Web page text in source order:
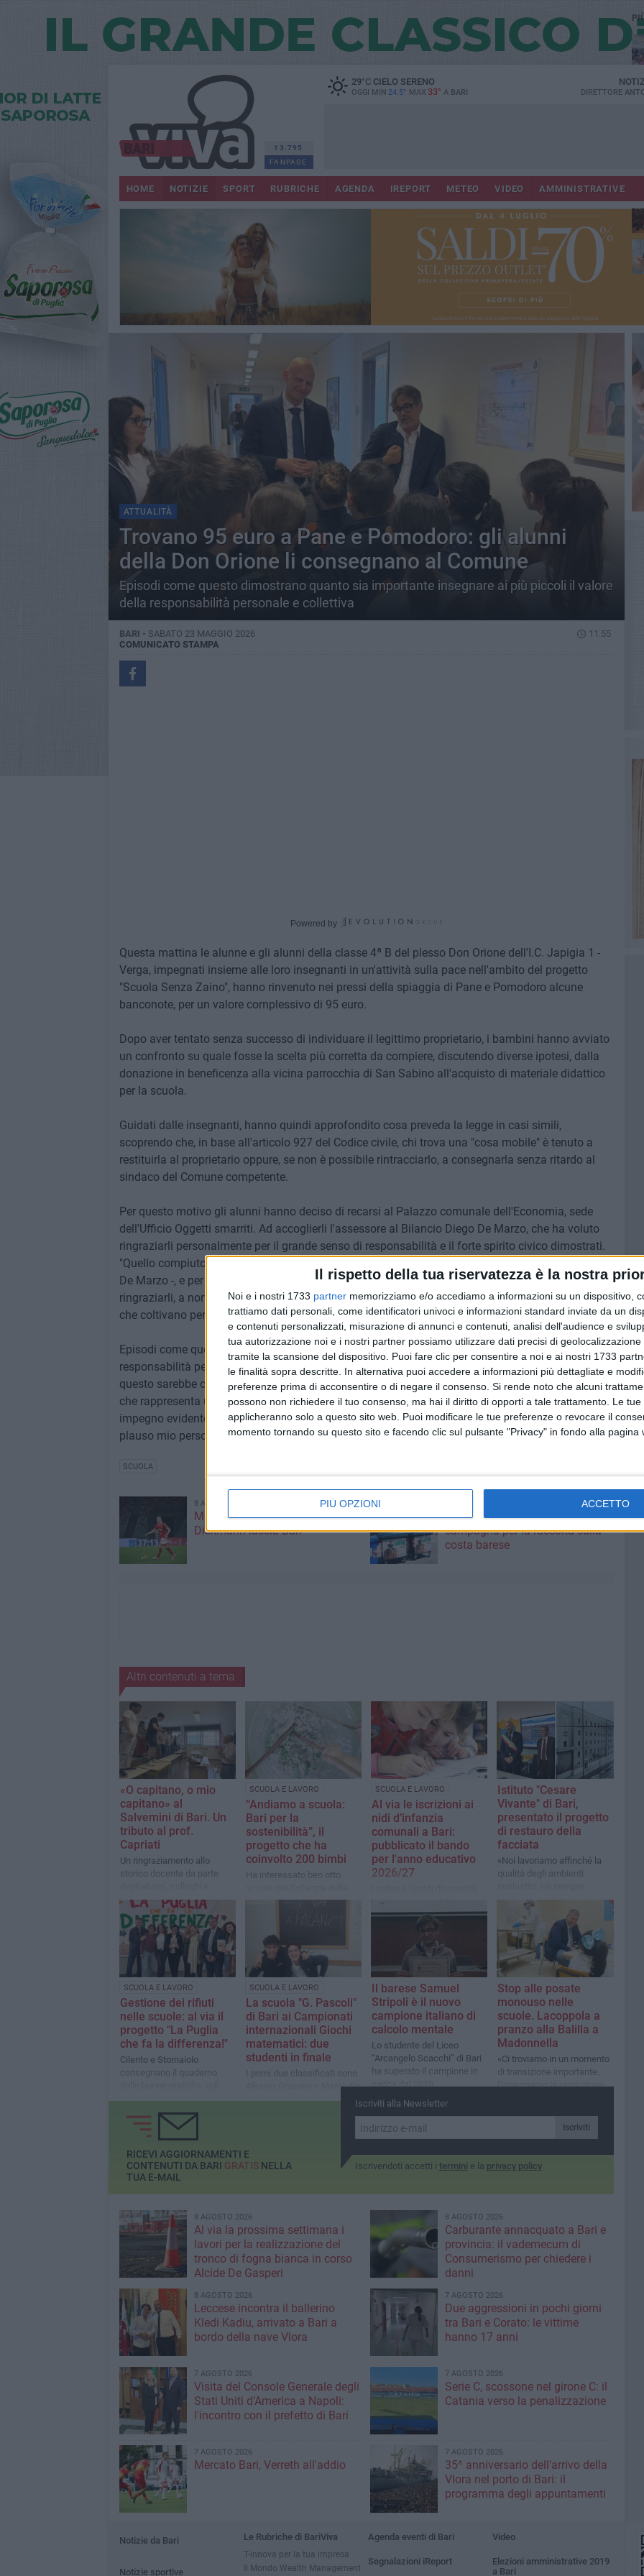
Il rispetto della tua riservatezza è la nostra
Noi e i nostri 1733 partner memorizziamo e/o accediamo a informazioni su un dispositivo,
trattiamo dati personali, come identificatori univoci e informazioni standard inviate da un
e contenuti personalizzati, misurazione di annunci e contenuti, analisi dell'audience e
tua autorizzazione noi e i nostri partner possiamo utilizzare dati precisi di
tramite la scansione del dispositivo. Puoi fare clic per consentire a noi e ai nostri 1733
le finalità sopra descritte. In alternativa puoi accedere a informazioni più dettagliate e
preferenze prima di acconsentire o di negare il consenso. Si rende noto che alcuni
possono non richiedere il tuo consenso, ma hai il diritto di opporti a tale trattamento. Le
applicheranno solo a questo sito web. Puoi modificare le tue preferenze o revocare il
momento tornando su questo sito e facendo clic sul pulsante "Privacy" in fondo alla pagina
PIÙ OPZIONI ACCETTO
13.795
FANPAGE
29°CCIELO SERENO
OGGI MIN 24.5° MAX 33° A BARI DIRETTORE
HOME NOTIZIE SPORT RUBRICHE AGENDA IREPORT METEO VIDEO AMMINISTRATIVE
ATTUALITÀ
Trovano 95 euro a Pane e Pomodoro: gli alunni
della Don Orione li consegnano al Comune
Episodi come questo dimostrano quanto sia importante insegnare ai più piccoli il valore
della responsabilità personale e collettiva
BARI - SABATO 23 MAGGIO 2026
11.55
COMUNICATO STAMPA
Powered by
Questa mattina le alunne e gli alunni della classe 4ª B del plesso Don Orione dell'I.C. Japigia 1 -
Verga, impegnati insieme alle loro insegnanti in un'attività sulla pace nell'ambito del progetto
"Scuola Senza Zaino", hanno rinvenuto nei pressi della spiaggia di Pane e Pomodoro alcune
banconote, per un valore complessivo di 95 euro.
Dopo aver tentato senza successo di individuare il legittimo proprietario, i bambini hanno avviato
un confronto su quale fosse la scelta più corretta da compiere, discutendo diverse ipotesi, dalla
donazione in beneficenza alla vicina parrocchia di San Sabino all'acquisto di materiale didattico
per la scuola.
Guidati dalle insegnanti, hanno quindi approfondito cosa preveda la legge in casi simili,
scoprendo che, in base all'articolo 927 del Codice civile, chi trova una "cosa mobile" è tenuto a
restituirla al proprietario oppure, se non è possibile rintracciarlo, a consegnarla senza ritardo al
sindaco del Comune competente.
Per questo motivo gli alunni hanno deciso di recarsi al Palazzo comunale dell'Economia, sede
dell'Ufficio Oggetti smarriti. Ad accoglierli l'assessore al Bilancio Diego De Marzo, che ha voluto
ringraziarli personalmente per il grande senso di responsabilità e il forte spirito civico dimostrati.
"Quello compiuto da questa scolaresca è stato un gesto bellissimo - commenta l'assessore Diego
De Marzo -, e per me è stato molto emozionante accoglierli a Palazzo dell'Economia per
ringraziarli, a nome del sindaco e dell'intera città, e ascoltare dalle loro voci i sogni e le aspirazioni
che coltivano per il futuro.
Episodi come questo dimostrano quanto sia importante insegnare ai più piccoli il valore della
responsabilità personale e collettiva, fondamentale per il benessere di tutta la comunità. Per
questo sarebbe opportuno promuovere in maniera sempre più significativa l'educazione civica,
che rappresenta un patrimonio prezioso per costruire una società più giusta e più solidale. Un
impegno evidentemente svolto in maniera egregia dalle insegnanti di questa scolaresca, cui va il
plauso mio personale e dell'amministrazione comunale".
SCUOLA
8 AGOSTO 2026
Mercato in uscita, anche
Dickmann lascia Bari
"Aiutaci a fare i cartoni", parte la
campagna per la raccolta sulla
costa barese
Altri contenuti a tema
«O capitano, o mio
capitano» al
Salvemini di Bari. Un
tributo al prof.
Capriati
Un ringraziamento allo
storico docente da parte
personale scolastico
SCUOLA E LAVORO
“Andiamo a scuola:
Bari per la
sostenibilità”, il
progetto che ha
coinvolto 200 bimbi
Ha interessato ben otto
SCUOLA E LAVORO
Al via le iscrizioni ai
nidi d’infanzia
comunali a Bari:
pubblicato il bando
per l'anno educativo
2026/27
per ogni scuola
Istituto "Cesare
Vivante" di Bari,
presentato il progetto
di restauro della
facciata
«Noi lavoriamo affinché la
qualità degli ambienti
all'altezza dell'eccellenza
didattica»
SCUOLA E LAVORO
Gestione dei rifiuti
nelle scuole: al via il
progetto "La Puglia
che fa la differenza!"
Cilento e Stornaiolo
consegnano il quaderno
studenti
SCUOLA E LAVORO
La scuola "G. Pascoli"
di Bari ai Campionati
internazionali Giochi
matematici: due
studenti in finale
I primi due classificati sono
Alessio Grassini e Marco De
Giorgio
Il barese Samuel
Stripoli è il nuovo
campione italiano di
calcolo mentale
Lo studente del Liceo
“Arcangelo Scacchi” di Bari
ha superato il campione in
carica dal 2019
Stop alle posate
monouso nelle
scuole. Lacoppola a
pranzo alla Balilla a
Madonnella
«Ci troviamo in un momento
di transizione importante.
Dimezziamo la produzione
Iscriviti alla Newsletter
Iscriviti
Iscrivendoti accetti i termini e la privacy policy
RICEVI AGGIORNAMENTI E
CONTENUTI DA BARI GRATISNELLA
TUA E-MAIL
8 AGOSTO 2026
Al via la prossima settimana i
lavori per la realizzazione del
tronco di fogna bianca in corso
Alcide De Gasperi
8 AGOSTO 2026
Carburante annacquato a Bari e
provincia: il vademecum di
Consumerismo per chiedere i
danni
8 AGOSTO 2026
Leccese incontra il ballerino
Kledi Kadiu, arrivato a Bari a
bordo della nave Vlora
7 AGOSTO 2026
Due aggressioni in pochi giorni
tra Bari e Corato: le vittime
hanno 17 anni
7 AGOSTO 2026
Visita del Console Generale degli
Stati Uniti d’America a Napoli:
l'incontro con il prefetto di Bari
7 AGOSTO 2026
Serie C, scossone nel girone C: il
Catania verso la penalizzazione
7 AGOSTO 2026
Mercato Bari, Verreth all'addio
7 AGOSTO 2026
35^ anniversario dell’arrivo della
Vlora nel porto di Bari: il
programma degli appuntamenti
Notizie da Bari
Notizie sportive
Le Rubriche di BariViva
T-innova per la tua impresa
Il Mondo Wealth Management
Agenda eventi di Bari
Segnalazioni iReport
Video
Elezioni amministrative 2019
a Bari